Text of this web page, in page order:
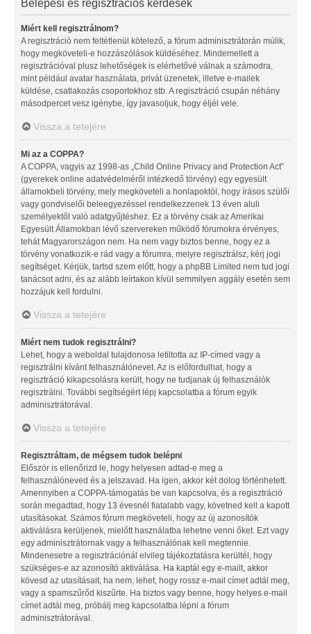
Belépési és regisztrációs kérdések
Miért kell regisztrálnom?
A regisztráció nem feltétlenül kötelező, a fórum adminisztrátorán múlik,
hogy megköveteli-e hozzászólások küldéséhez. Mindemellett a
regisztrációval plusz lehetőségek is elérhetővé válnak a számodra,
mint például avatar használata, privát üzenetek, illetve e-mailek
küldése, csatlakozás csoportokhoz stb. A regisztráció csupán néhány
másodpercet vesz igénybe, így javasoljuk, hogy éljél vele.
Vissza a tetejére
Mi az a COPPA?
A COPPA, vagyis az 1998-as „Child Online Privacy and Protection Act”
(gyerekek online adatvédelméről intézkedő törvény) egy egyesült
államokbeli törvény, mely megköveteli a honlapoktól, hogy írásos szülői
vagy gondviselői beleegyezéssel rendelkezzenek 13 éven aluli
személyektől való adatgyűjtéshez. Ez a törvény csak az Amerikai
Egyesült Államokban lévő szervereken működő fórumokra érvényes,
tehát Magyarországon nem. Ha nem vagy biztos benne, hogy ez a
törvény vonatkozik-e rád vagy a fórumra, melyre regisztrálsz, kérj jogi
segítséget. Kérjük, tartsd szem előtt, hogy a phpBB Limited nem tud jogi
tanácsot adni, és az alább leírtakon kívül semmilyen aggály esetén sem
hozzájuk kell fordulni.
Vissza a tetejére
Miért nem tudok regisztrálni?
Lehet, hogy a weboldal tulajdonosa letiltotta az IP-címed vagy a
regisztrálni kívánt felhasználónevet. Az is előfordulhat, hogy a
regisztráció kikapcsolásra került, hogy ne tudjanak új felhasználók
regisztrálni. További segítségért lépj kapcsolatba a fórum egyik
adminisztrátorával.
Vissza a tetejére
Regisztráltam, de mégsem tudok belépni
Először is ellenőrizd le, hogy helyesen adtad-e meg a
felhasználóneved és a jelszavad. Ha igen, akkor két dolog történhetett.
Amennyiben a COPPA-támogatás be van kapcsolva, és a regisztráció
során megadtad, hogy 13 évesnél fiatalabb vagy, követned kell a kapott
utasításokat. Számos fórum megköveteli, hogy az új azonosítók
aktiválásra kerüljenek, mielőtt használatba lehetne venni őket. Ezt vagy
egy adminisztrátornak vagy a felhasználónak kell megtennie.
Mindenesetre a regisztrációnál elvileg tájékoztatásra kerültél, hogy
szükséges-e az azonosító aktiválása. Ha kaptál egy e-mailt, akkor
kövesd az utasításait, ha nem, lehet, hogy rossz e-mail címet adtál meg,
vagy a spamszűrőd kiszűrte. Ha biztos vagy benne, hogy helyes e-mail
címet adtál meg, próbálj meg kapcsolatba lépni a fórum
adminisztrátorával.